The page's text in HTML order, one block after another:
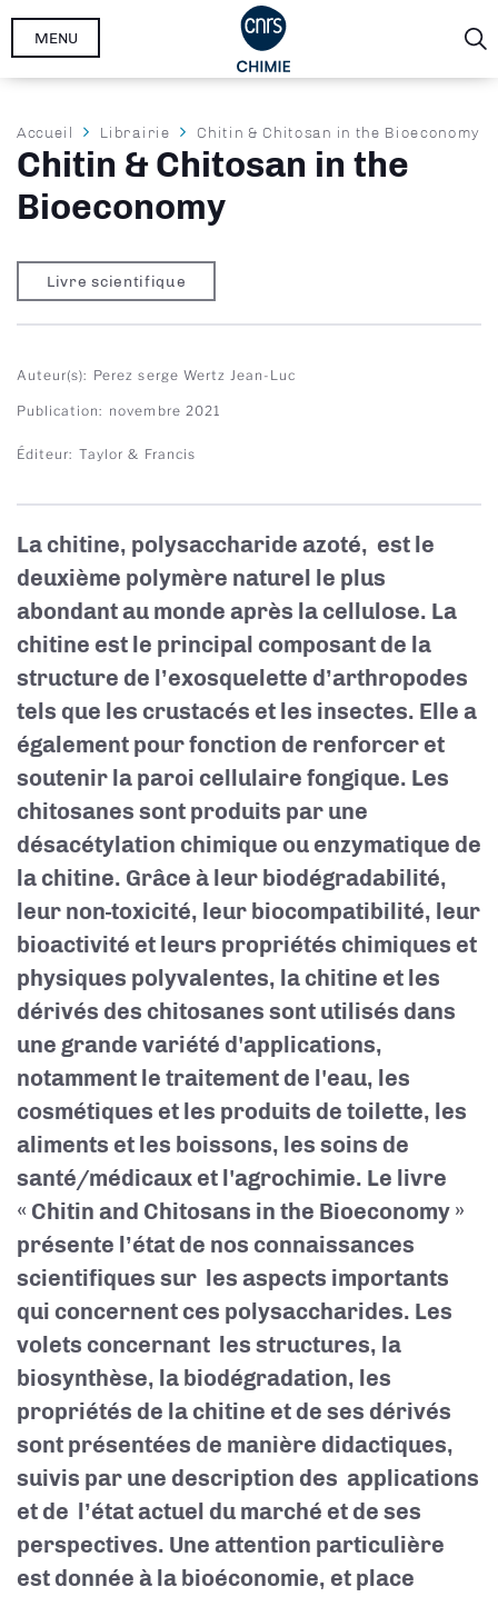
Aller
MENU
Fil
d'Ariane
Accueil Librairie Chitin & Chitosan in the Bioeconomy
Chitin & Chitosan in the
Bioeconomy
Livre scientifique
Auteur(s) Perez serge Wertz Jean-Luc
Publication novembre 2021
Éditeur Taylor & Francis
La chitine, polysaccharide azoté, est le
deuxième polymère naturel le plus
abondant au monde après la cellulose. La
chitine est le principal composant de la
structure de l’exosquelette d’arthropodes
tels que les crustacés et les insectes. Elle a
également pour fonction de renforcer et
soutenir la paroi cellulaire fongique. Les
chitosanes sont produits par une
désacétylation chimique ou enzymatique de
la chitine. Grâce à leur biodégradabilité,
leur non-toxicité, leur biocompatibilité, leur
bioactivité et leurs propriétés chimiques et
physiques polyvalentes, la chitine et les
dérivés des chitosanes sont utilisés dans
une grande variété d'applications,
notamment le traitement de l'eau, les
cosmétiques et les produits de toilette, les
aliments et les boissons, les soins de
santé/médicaux et l'agrochimie. Le livre
« Chitin and Chitosans in the Bioeconomy »
présente l’état de nos connaissances
scientifiques sur les aspects importants
qui concernent ces polysaccharides. Les
volets concernant les structures, la
biosynthèse, la biodégradation, les
propriétés de la chitine et de ses dérivés
sont présentées de manière didactiques,
suivis par une description des applications
et de l’état actuel du marché et de ses
perspectives. Une attention particulière
est donnée à la bioéconomie, et place